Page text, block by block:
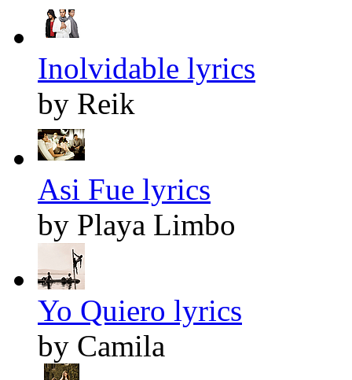
Inolvidable lyrics
by Reik
Asi Fue lyrics
by Playa Limbo
Yo Quiero lyrics
by Camila